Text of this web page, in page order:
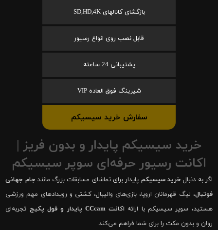
بازگشای کانالهای SD,HD,4K
قابل نصب روی انواع رسیور
پشتیبانی 24 ساعته
شیرینگ فوق العاده VIP
سفارش خرید سیسیکم
خرید سیسیکم پایدار و بدون فریز |
اکانت رسیور حرفه‌ای سوپر سیسیکم
اگر به دنبال خرید سیسیکم پایدار برای تماشای مسابقات بزرگ مانند جام جهانی
فوتبال، لیگ قهرمانان اروپا، بازی‌های والیبال، کشتی و رویدادهای مهم ورزشی
هستید، سوپر سیسیکم با ارائه اکانت CCcam پایدار و فول پکیج
تجربه‌ای
روان و بدون مکث را برای شما فراهم می‌کند.